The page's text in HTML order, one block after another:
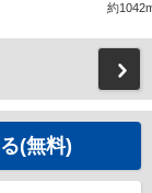
約
(無料)